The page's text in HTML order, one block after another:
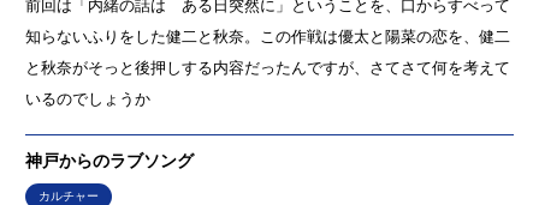
前回は「内緒の話は ある日突然に」ということを、口からすべって
知らないふりをした健二と秋奈。この作戦は優太と陽菜の恋を、健二
と秋奈がそっと後押しする内容だったんですが、さてさて何を考えて
いるのでしょうか
神戸からのラブソング
カルチャー